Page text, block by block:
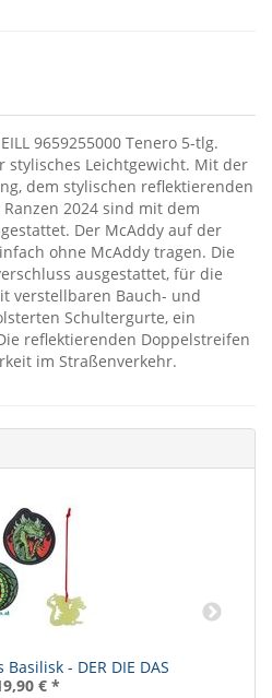
9659255000 Tenero 5-tlg.
stylisches Leichtgewicht. Mit der
dem stylischen reflektierenden
2024 sind mit dem
Der McAddy auf der
ohne McAddy tragen. Die
ausgestattet, für die
verstellbaren Bauch- und
Schultergurte, ein
reflektierenden Doppelstreifen
im Straßenverkehr.
- DER DIE DAS
€ *